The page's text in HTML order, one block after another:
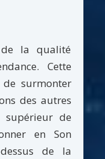
la qualité
Cette
surmonter
des autres
de
en Son
de la